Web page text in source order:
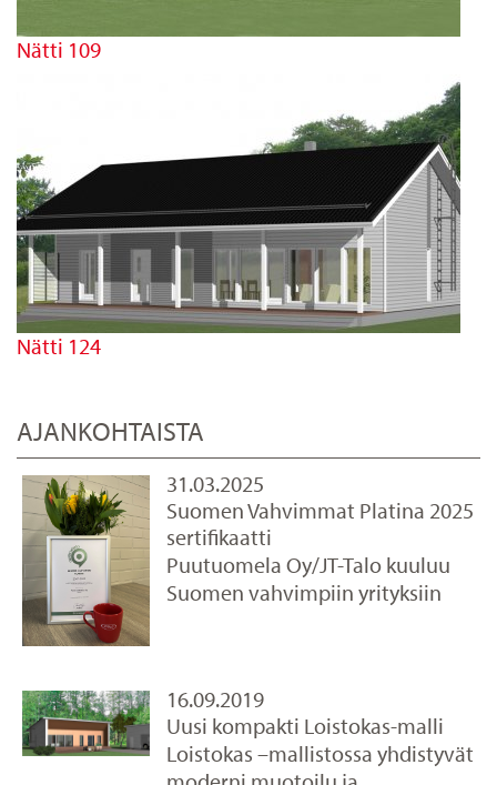
Nätti 109
Nätti 124
AJANKOHTAISTA
31.03.2025
Suomen Vahvimmat Platina 2025
sertifikaatti
Puutuomela Oy/JT-Talo kuuluu
Suomen vahvimpiin yrityksiin
16.09.2019
Uusi kompakti Loistokas-malli
Loistokas –mallistossa yhdistyvät